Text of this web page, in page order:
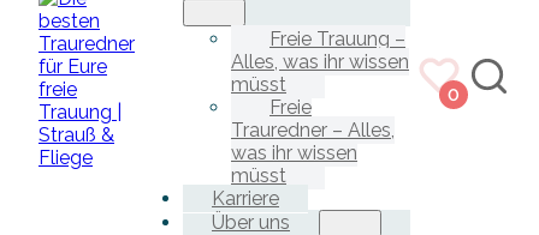
Freie Trauung –
Alles, was ihr wissen
müsst
Freie
Trauredner – Alles,
was ihr wissen
müsst
Karriere
Über uns
0